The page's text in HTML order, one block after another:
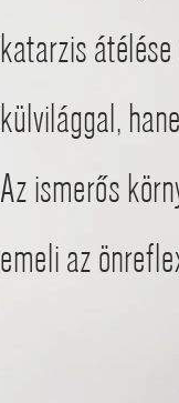
katarzis
külvilággal,
Az ismerős
emeli az